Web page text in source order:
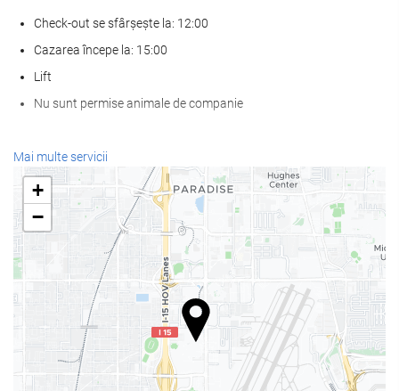
Check-out se sfârșește la: 12:00
Cazarea începe la: 15:00
Lift
Nu sunt permise animale de companie
Mâncare și băuturi
Restaurant à la carte
Bar
cafenea la proprietate
SPA
baie turcească/baie de aburi
Sală de fitness
Mai multe servicii
+
−